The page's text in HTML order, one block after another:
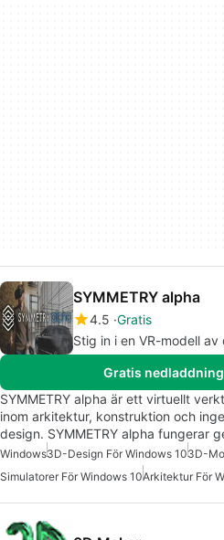
SYMMETRY alpha
4.5 Gratis
Stig in i en VR-modell av
Gratis
SYMMETRY alpha är ett virtuellt
inom arkitektur, konstruktion och
design. SYMMETRY alpha fungerar
Windows3D-Design För Windows 103D-
Simulatorer För Windows 10Arkitektur För